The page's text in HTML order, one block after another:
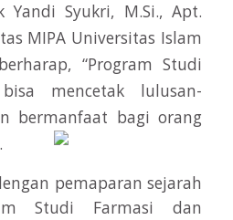
Yandi Syukri, M.Si., Apt.
MIPA Universitas Islam
“Program Studi
mencetak lulusan-
bermanfaat bagi orang
pemaparan sejarah
Studi Farmasi dan